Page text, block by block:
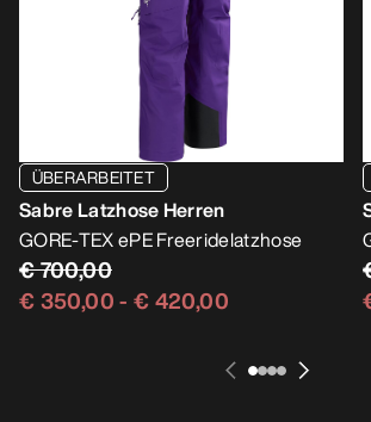
ÜBERARBEITET
Sabre Latzhose Herren
GORE-TEX ePE Freeridelatzhose
€ 700,00
€ 350,00- € 420,00